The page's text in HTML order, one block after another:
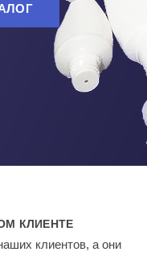
КЛИЕНТЕ
клиентов, а они